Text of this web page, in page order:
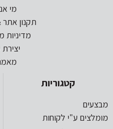
מי
תקנון אתר
מדיניות
קטגוריות
מבצעים
מומלצים ע"י לקוחות